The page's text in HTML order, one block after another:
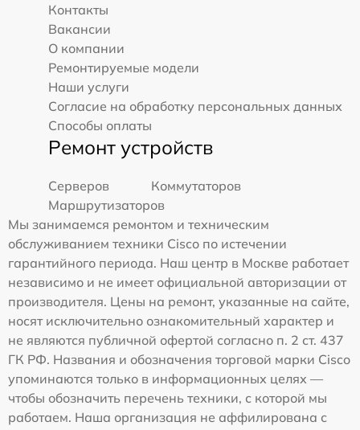
Контакты
Вакансии
О компании
Ремонтируемые модели
Наши услуги
Согласие на обработку персональных данных
Способы оплаты
Ремонт устройств
Серверов
Коммутаторов
Маршрутизаторов
Мы занимаемся ремонтом и техническим
обслуживанием техники Cisco по истечении
гарантийного периода. Наш центр в Москве работает
независимо и не имеет официальной авторизации от
производителя. Цены на ремонт, указанные на сайте,
носят исключительно ознакомительный характер и
не являются публичной офертой согласно п. 2 ст. 437
ГК РФ. Названия и обозначения торговой марки Cisco
упоминаются только в информационных целях —
чтобы обозначить перечень техники, с которой мы
работаем. Наша организация не аффилирована с